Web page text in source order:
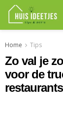
Home Tips
Zo val je
voor de
restaurants